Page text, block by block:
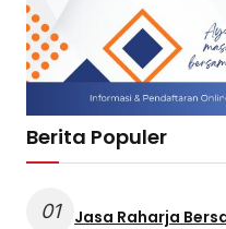
Berita Populer
01
Jasa Raharja